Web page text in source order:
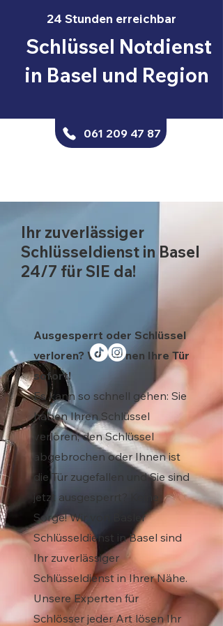
24 Stunden erreichbar
Schlüssel Notdienst
in Basel und Region
061 209 47 87
Ihr zuverlässiger
Schlüsseldienst in Basel
24/7 für SIE da!
Ausgesperrt oder Schlüssel
verloren? Wir öffnen Ihre Tür
sofort!
Es kann so schnell gehen: Sie
haben Ihren Schlüssel
verloren, den Schlüssel
abgebrochen oder Ihnen ist
die Tür zugefallen und Sie sind
jetzt ausgesperrt? Keine
Sorge! Wir von Basler
Schlüsseldienst in Basel sind
Ihr zuverlässiger
Schlüsseldienst in Ihrer Nähe.
Unsere Experten für
Schlösser jeder Art lösen Ihr